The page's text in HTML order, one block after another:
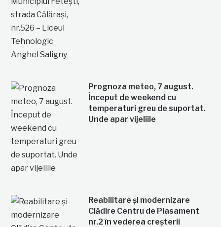
Prognoza meteo, 7 august.
Început de weekend cu
temperaturi greu de suportat.
Unde apar vijeliile
Reabilitare și modernizare
Clădire Centru de Plasament
nr.2 în vederea creșterii